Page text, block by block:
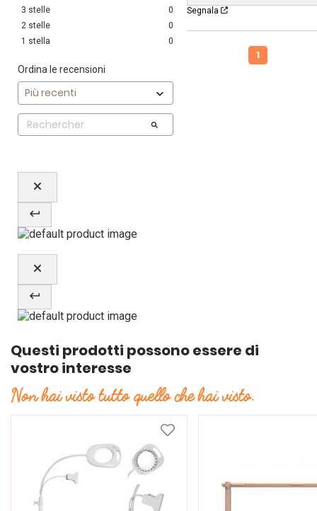
3 stelle
0
2 stelle
0
1 stella 0
Ordina le recensioni
Segnala
1
Questi prodotti possono essere di
vostro interesse
Non hai visto tutto quello che hai visto.